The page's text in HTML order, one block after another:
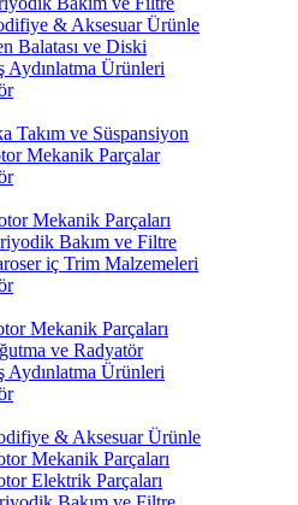
& Aksesuar Ürünle
Balatası ve Diski
Aydınlatma Ürünleri
Takım ve Süspansiyon
Mekanik Parçalar
Mekanik Parçaları
Bakım ve Filtre
iç Trim Malzemeleri
Mekanik Parçaları
ve Radyatör
Aydınlatma Ürünleri
& Aksesuar Ürünle
Mekanik Parçaları
Elektrik Parçaları